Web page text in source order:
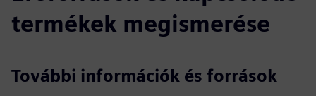
termékek megismerése
További információk és források